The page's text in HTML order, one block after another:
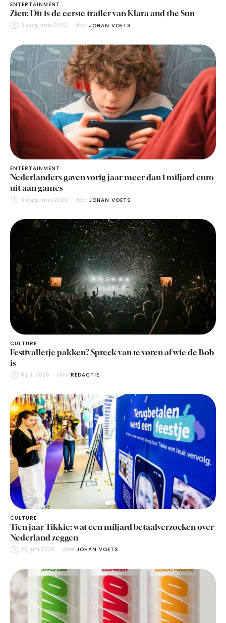
ENTERTAINMENT
Zien: Dit is de eerste trailer van Klara and the Sun
3 augustus 2026 door JOHAN VOETS
ENTERTAINMENT
Nederlanders gaven vorig jaar meer dan 1 miljard euro
uit aan games
3 augustus 2026 door JOHAN VOETS
CULTURE
Festivalletje pakken? Spreek van te voren af wie de Bob
is
8 juli 2026 door REDACTIE
CULTURE
Tien jaar Tikkie: wat een miljard betaalverzoeken over
Nederland zeggen
25 juni 2026 door JOHAN VOETS